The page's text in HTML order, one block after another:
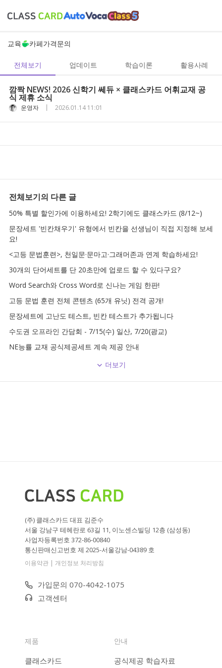
교육 카페가격문의
전체보기 업데이트 학습이론 활용사례
깜짝 NEWS! 2026 신학기 쎄듀 × 클래스카드 어휘교재 공
식 제휴 소식
운영자 | 2026.01.14 11:01
전체보기의 다른 글
50% 특별 할인가에 이용하세요! 2학기에도 클래스카드 (8/12~)
문장세트 '빈칸채우기' 유형에서 빈칸을 선생님이 직접 지정해 보세
요!
<고등 문법훈련>, 천일문·문마고·그래머존과 연계 학습하세요!
30개의 단어세트를 단 20초만에 업로드 할 수 있다구요?
Word Search와 Cross Word로 신나는 게임 한판!
고등 문법 훈련 전체 콘텐츠 (65개 유닛) 전격 공개!
문장세트에 고난도 테스트, 빈칸 테스트가 추가됩니다
수도권 오프라인 간담회 - 7/15(수) 일산, 7/20(광교)
NE능률 교재 공식제공세트 계속 제공 안내
더보기
(주) 클래스카드 대표 김준수
서울 강남구 테헤란로 63길 11, 이노센스빌딩 12층 (삼성동)
사업자등록번호 372-86-00840
통신판매신고번호 제 2025-서울강남-04389 호
이용약관 | 개인정보 처리방침
가입문의 070-4042-1075
고객센터
제품
클래스카드
안내
공식제공 학습자료